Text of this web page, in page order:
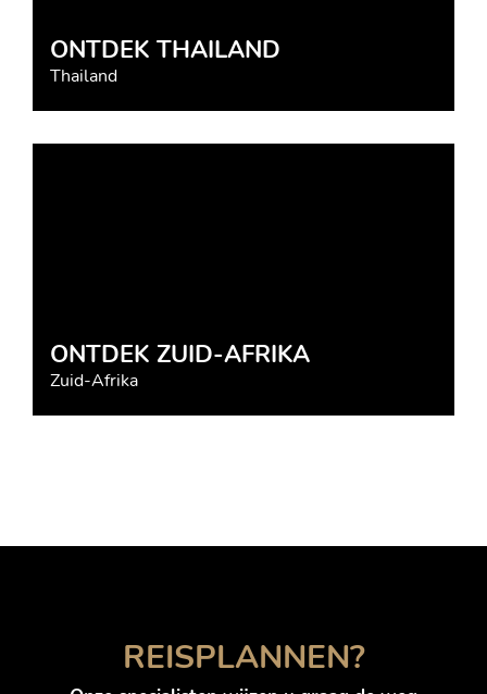
ONTDEK THAILAND
Thailand
ONTDEK ZUID-AFRIKA
Zuid-Afrika
REISPLANNEN?
Annelies Hoogenboom
Brazilië, Mexico, Thailand, Indonesië,